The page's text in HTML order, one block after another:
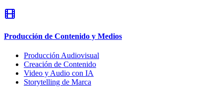
Producción de Contenido y Medios
Producción Audiovisual
Creación de Contenido
Video y Audio con IA
Storytelling de Marca